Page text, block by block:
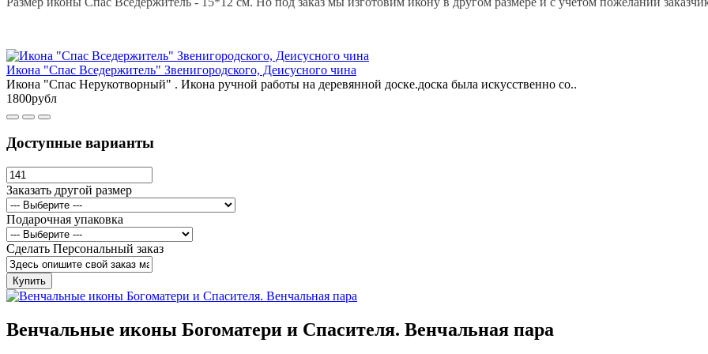
Икона "Спас Вседержитель" Звенигородского, Деисусного чина
Икона "Спас Нерукотворный" . Икона ручной работы на деревянной доске.доска была искусственно со..
1800рубл
Доступные варианты
Заказать другой размер
Подарочная упаковка
Сделать Персональный заказ
Купить
Венчальные иконы Богоматери и Спасителя. Венчальная пара